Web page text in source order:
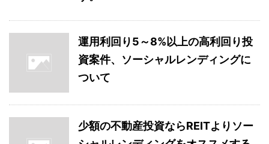
運用利回り5～8%以上の高利回り投
資案件、ソーシャルレンディングに
ついて
少額の不動産投資ならREITよりソー